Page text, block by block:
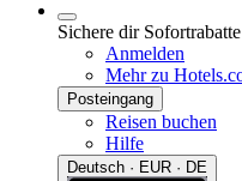
Sichere dir
Anmelden
Mehr zu
Posteingang
Reisen buchen
Hilfe
Deutsch · EUR · DE